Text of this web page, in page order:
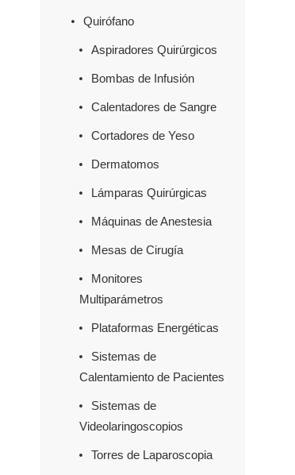
Quirófano
Aspiradores Quirúrgicos
Bombas de Infusión
Calentadores de Sangre
Cortadores de Yeso
Dermatomos
Lámparas Quirúrgicas
Máquinas de Anestesia
Mesas de Cirugía
Monitores
Multiparámetros
Plataformas Energéticas
Sistemas de
Calentamiento de Pacientes
Sistemas de
Videolaringoscopios
Torres de Laparoscopia